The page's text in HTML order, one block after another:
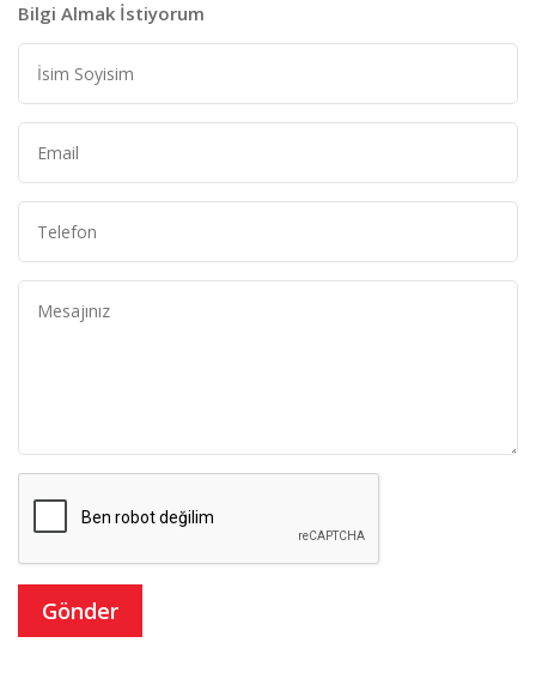
Bilgi Almak İstiyorum